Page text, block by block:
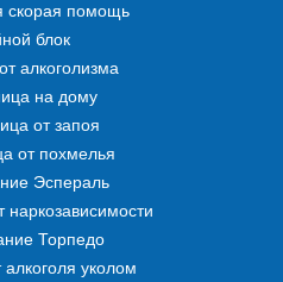
скорая помощь
блок
алкоголизма
на дому
от запоя
от похмелья
Эспераль
наркозависимости
Торпедо
алкоголя уколом